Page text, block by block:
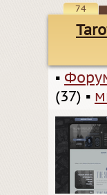
74
▪
(37) ▪